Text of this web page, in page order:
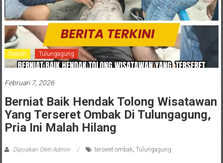
Dearah Tulungagung
Februari 7, 2026
Berniat Baik Hendak Tolong Wisatawan
Yang Terseret Ombak Di Tulungagung,
Pria Ini Malah Hilang
Diposkan Oleh:Admin terseret ombak, Tulungagung